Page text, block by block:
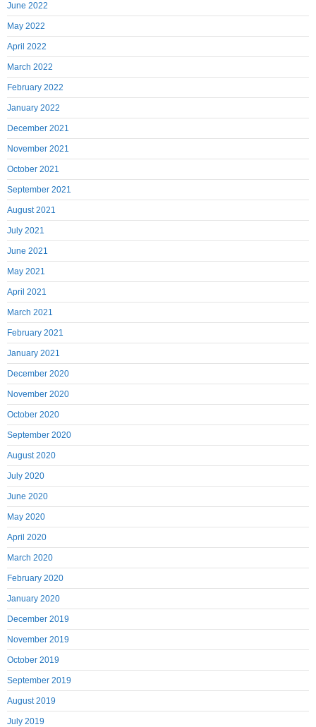
June 2022
May 2022
April 2022
March 2022
February 2022
January 2022
December 2021
November 2021
October 2021
September 2021
August 2021
July 2021
June 2021
May 2021
April 2021
March 2021
February 2021
January 2021
December 2020
November 2020
October 2020
September 2020
August 2020
July 2020
June 2020
May 2020
April 2020
March 2020
February 2020
January 2020
December 2019
November 2019
October 2019
September 2019
August 2019
July 2019